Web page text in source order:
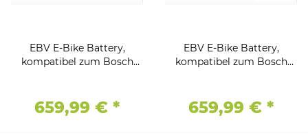
EBV E-Bike Battery,
kompatibel zum Bosch
Antriebssystem 36V - 20Ah
/ 720Wh - EVO
659,99 € *
EBV E-Bike Battery,
kompatibel zum Bosch
Antriebssystem 36V - 20Ah
/ 720Wh - Unterrohr
659,99 € *